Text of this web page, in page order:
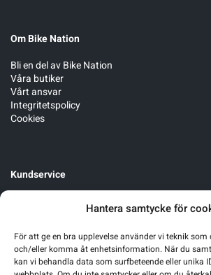
Hantera samtycke för
För att ge en bra upplevelse använder vi teknik
och/eller komma åt enhetsinformation. När du
kan vi behandla data som surfbeteende eller unika
Om Bike Nation
Bli en del av Bike Nation
Våra butiker
Vårt ansvar
Integritetspolicy
Cookies
Kundservice